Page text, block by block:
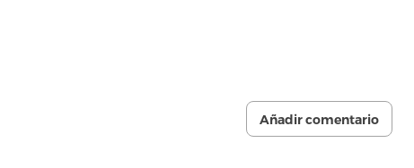
Añadir comentario